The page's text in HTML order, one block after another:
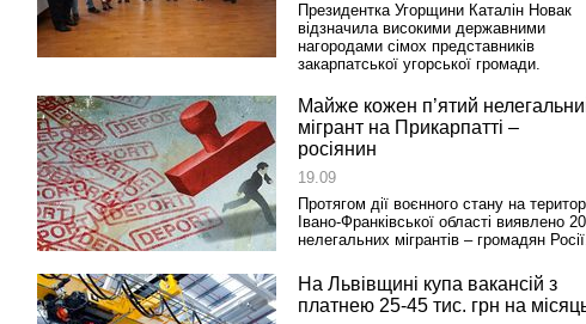
Президентка Угорщини Каталін Новак
відзначила високими державними
нагородами сімох представників
закарпатської угорської громади.
Майже кожен п’ятий
мігрант на Прикарпатті –
росіянин
19.09
Протягом дії воєнного стану на
Івано-Франківської області виявлено 20
нелегальних мігрантів – громадян
На Львівщині купа вакансій з
платнею 25‑45 тис. грн на